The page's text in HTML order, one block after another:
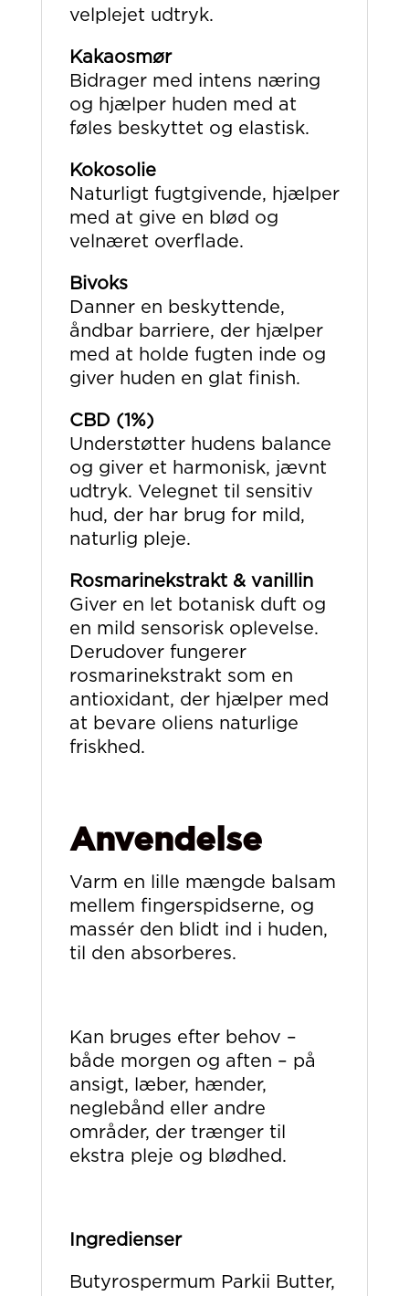
velplejet udtryk.
Kakaosmør
Bidrager med intens næring
og hjælper huden med at
føles beskyttet og elastisk.
Kokosolie
Naturligt fugtgivende, hjælper
med at give en blød og
velnæret overflade.
Bivoks
Danner en beskyttende,
åndbar barriere, der hjælper
med at holde fugten inde og
giver huden en glat finish.
CBD (1%)
Understøtter hudens balance
og giver et harmonisk, jævnt
udtryk. Velegnet til sensitiv
hud, der har brug for mild,
naturlig pleje.
Rosmarinekstrakt & vanillin
Giver en let botanisk duft og
en mild sensorisk oplevelse.
Derudover fungerer
rosmarinekstrakt som en
antioxidant, der hjælper med
at bevare oliens naturlige
friskhed.
Anvendelse
Varm en lille mængde balsam
mellem fingerspidserne, og
massér den blidt ind i huden,
til den absorberes.
Kan bruges efter behov –
både morgen og aften – på
ansigt, læber, hænder,
neglebånd eller andre
områder, der trænger til
ekstra pleje og blødhed.
Ingredienser
Butyrospermum Parkii Butter,